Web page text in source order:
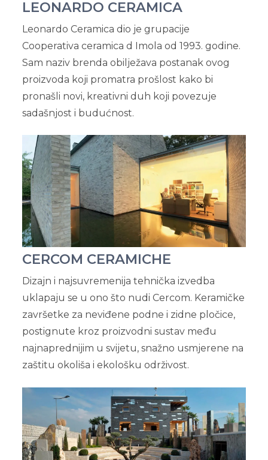
LEONARDO CERAMICA
Leonardo Ceramica dio je grupacije
Cooperativa ceramica d Imola od 1993. godine.
Sam naziv brenda obilježava postanak ovog
proizvoda koji promatra prošlost kako bi
pronašli novi, kreativni duh koji povezuje
sadašnjost i budućnost.
CERCOM CERAMICHE
Dizajn i najsuvremenija tehnička izvedba
uklapaju se u ono što nudi Cercom. Keramičke
završetke za neviđene podne i zidne pločice,
postignute kroz proizvodni sustav među
najnaprednijim u svijetu, snažno usmjerene na
zaštitu okoliša i ekološku održivost.